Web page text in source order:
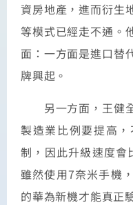
資房地產，進而衍生
等模式已經走不通。
面：一方面是進口替
牌興起。
另一方面，王健全
製造業比例要提高
制，因此升級速度
雖然使用7奈米手機
的華為新機才能真正